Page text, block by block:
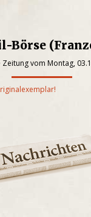
Börse
Zeitung vom Montag,